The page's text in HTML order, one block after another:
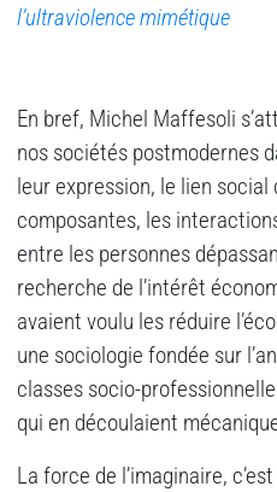
l’ultraviolence mimétique
En bref, Michel Maffesoli
nos sociétés postmodernes
leur expression, le lien
composantes, les
entre les personnes
recherche de l’intérêt
avaient voulu les réduire
une sociologie fondée sur
classes socio-
qui en découlaient
La force de l’imaginaire,